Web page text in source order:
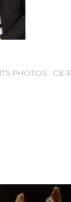
PHOTOS : CIE